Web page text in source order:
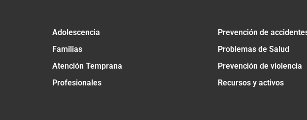
Adolescencia
Familias
Atención Temprana
Profesionales
Prevención de
Problemas de Salud
Prevención de violencia
Recursos y activos